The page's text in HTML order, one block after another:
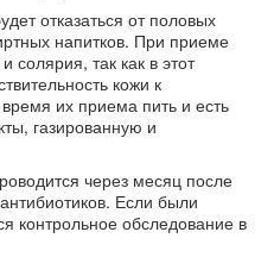
отказаться от половых
напитков. При приеме
солярия, так как в этот
кожи к
их приема пить и есть
газированную и
через месяц после
Если были
контрольное обследование в